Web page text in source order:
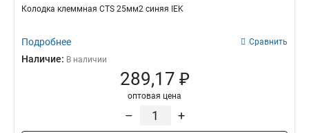
Колодка клеммная CTS 25мм2 синяя IEK
Подробнее Сравнить
Наличие: В наличии
289,17 ₽
оптовая цена
– +